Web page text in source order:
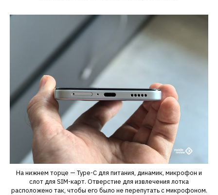
На нижнем торце — Type-C для питания, динамик, микрофон и
слот для SIM-карт. Отверстие для извлечения лотка
расположено так, чтобы его было не перепутать с микрофоном.